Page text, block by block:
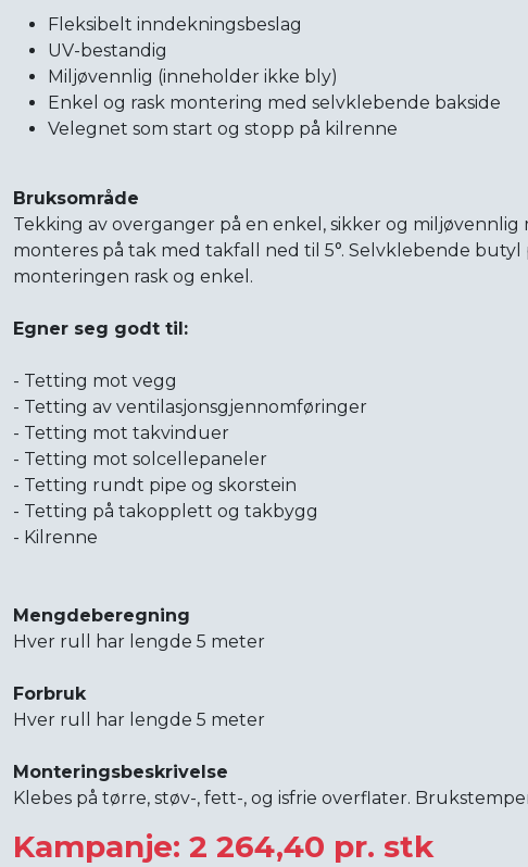
Fleksibelt inndekningsbeslag
UV-bestandig
Miljøvennlig (inneholder ikke bly)
Enkel og rask montering med selvklebende bakside
Velegnet som start og stopp på kilrenne
Bruksområde
Tekking av overganger på en enkel, sikker og miljøvennlig
monteres på tak med takfall ned til 5°. Selvklebende butyl
monteringen rask og enkel.
Egner seg godt til:
- Tetting mot vegg
- Tetting av ventilasjonsgjennomføringer
- Tetting mot takvinduer
- Tetting mot solcellepaneler
- Tetting rundt pipe og skorstein
- Tetting på takopplett og takbygg
- Kilrenne
Mengdeberegning
Hver rull har lengde 5 meter
Forbruk
Hver rull har lengde 5 meter
Monteringsbeskrivelse
Klebes på tørre, støv-, fett-, og isfrie overflater.
Kampanje: 2 264,40 pr. stk